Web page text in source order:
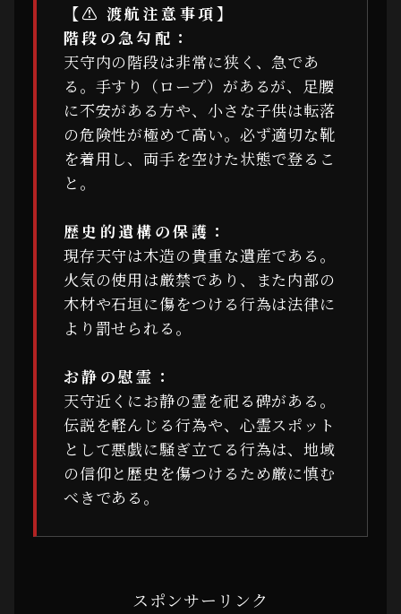
【⚠ 渡航注意事項】
階段の急勾配：
天守内の階段は非常に狭く、急であ
る。手すり（ロープ）があるが、足腰
に不安がある方や、小さな子供は転落
の危険性が極めて高い。必ず適切な靴
を着用し、両手を空けた状態で登るこ
と。
歴史的遺構の保護：
現存天守は木造の貴重な遺産である。
火気の使用は厳禁であり、また内部の
木材や石垣に傷をつける行為は法律に
より罰せられる。
お静の慰霊：
天守近くにお静の霊を祀る碑がある。
伝説を軽んじる行為や、心霊スポット
として悪戯に騒ぎ立てる行為は、地域
の信仰と歴史を傷つけるため厳に慎む
べきである。
スポンサーリンク